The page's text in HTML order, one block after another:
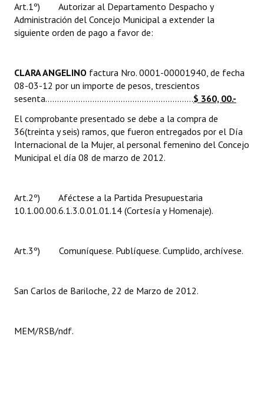
Noticias Destacadas
Registros y Distinciones
Premio al Mérito - Registro
Mujeres que Dejaron Huellas - Registro
Periodistas Decanos - Registro
Banca del Vecino - Registro
Antiguos Pobladores - Registro
Entrega de distinciones
Art.1º) Autorizar al Departamento Despacho y
Administración del Concejo Municipal a extender la
siguiente orden de pago a favor de:
CLARA ANGELINO factura Nro. 0001-00001940, de fecha
08-03-12 por un importe de pesos, trescientos
sesenta...............................................................$ 360, 00.-
El comprobante presentado se debe a la compra de
36(treinta y seis) ramos, que fueron entregados por el Día
Internacional de la Mujer, al personal femenino del Concejo
Municipal el día 08 de marzo de 2012.
Art.2º) Aféctese a la Partida Presupuestaria
10.1.00.00.6.1.3.0.01.01.14 (Cortesía y Homenaje).
Art.3º) Comuníquese. Publíquese. Cumplido, archívese.
San Carlos de Bariloche, 22 de Marzo de 2012.
MEM/RSB/ndf.